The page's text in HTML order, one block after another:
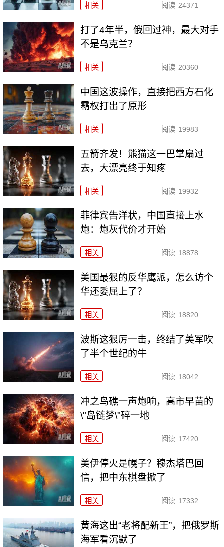
相关 阅读 24371
打了4年半，俄回过神，最大对手
不是乌克兰？
相关 阅读 20360
中国这波操作，直接把西方石化
霸权打出了原形
相关 阅读 19983
五箭齐发！熊猫这一巴掌扇过
去，大漂亮终于知疼
相关 阅读 19932
菲律宾告洋状，中国直接上水
炮：炮灰代价才开始
相关 阅读 18878
美国最狠的反华鹰派，怎么访个
华还委屈上了？
相关 阅读 18820
波斯这狠厉一击，终结了美军吹
了半个世纪的牛
相关 阅读 18042
冲之鸟礁一声炮响，高市早苗的
\"岛链梦\"碎一地
相关 阅读 17420
美伊停火是幌子？穆杰塔巴回
信，把中东棋盘掀了
相关 阅读 17332
黄海这出“老将配新王”，把俄罗斯
海军看沉默了